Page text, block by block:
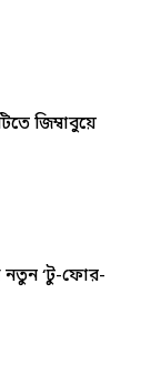
জিম্বাবুয়ে
নতুন ‘টু-ফোর-